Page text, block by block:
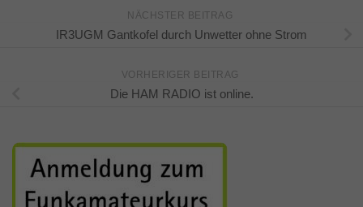
NÄCHSTER BEITRAG
IR3UGM Gantkofel durch Unwetter ohne Strom
VORHERIGER BEITRAG
Die HAM RADIO ist online.